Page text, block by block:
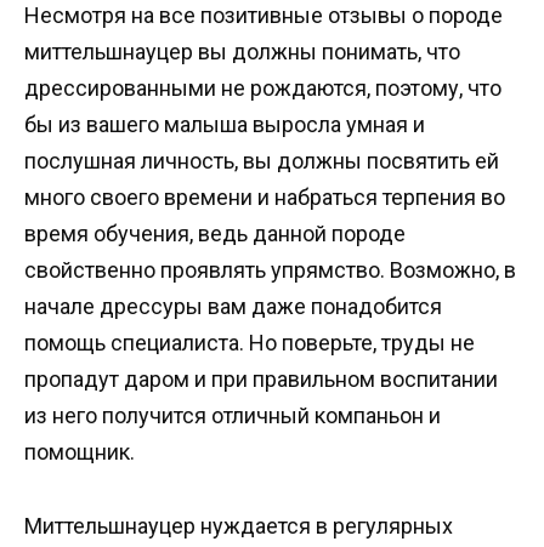
Несмотря на все позитивные отзывы о породе
миттельшнауцер вы должны понимать, что
дрессированными не рождаются, поэтому, что
бы из вашего малыша выросла умная и
послушная личность, вы должны посвятить ей
много своего времени и набраться терпения во
время обучения, ведь данной породе
свойственно проявлять упрямство. Возможно, в
начале дрессуры вам даже понадобится
помощь специалиста. Но поверьте, труды не
пропадут даром и при правильном воспитании
из него получится отличный компаньон и
помощник.
Миттельшнауцер нуждается в регулярных